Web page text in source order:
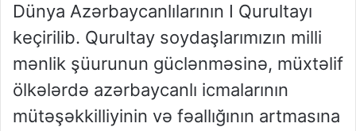
Dünya Azərbaycanlılarının I Qurultayı
keçirilib. Qurultay soydaşlarımızın milli
mənlik şüurunun güclənməsinə, müxtəlif
ölkələrdə azərbaycanlı icmalarının
mütəşəkkilliyinin və fəallığının artmasına